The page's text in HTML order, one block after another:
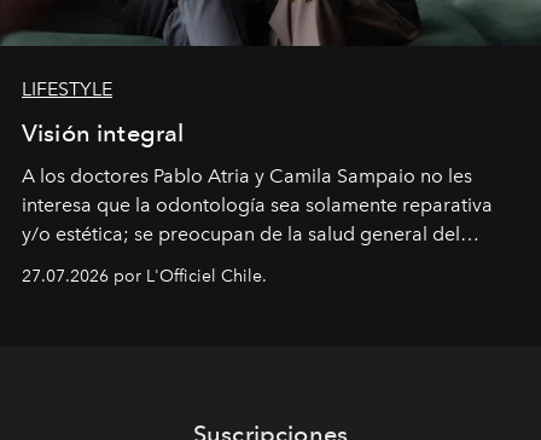
LIFESTYLE
Visión integral
A los doctores Pablo Atria y Camila Sampaio no les
interesa que la odontología sea solamente reparativa
y/o estética; se preocupan de la salud general del
paciente y entienden la prevención como una arista
intransable.
27.07.2026 por L'Officiel Chile.
Suscripciones